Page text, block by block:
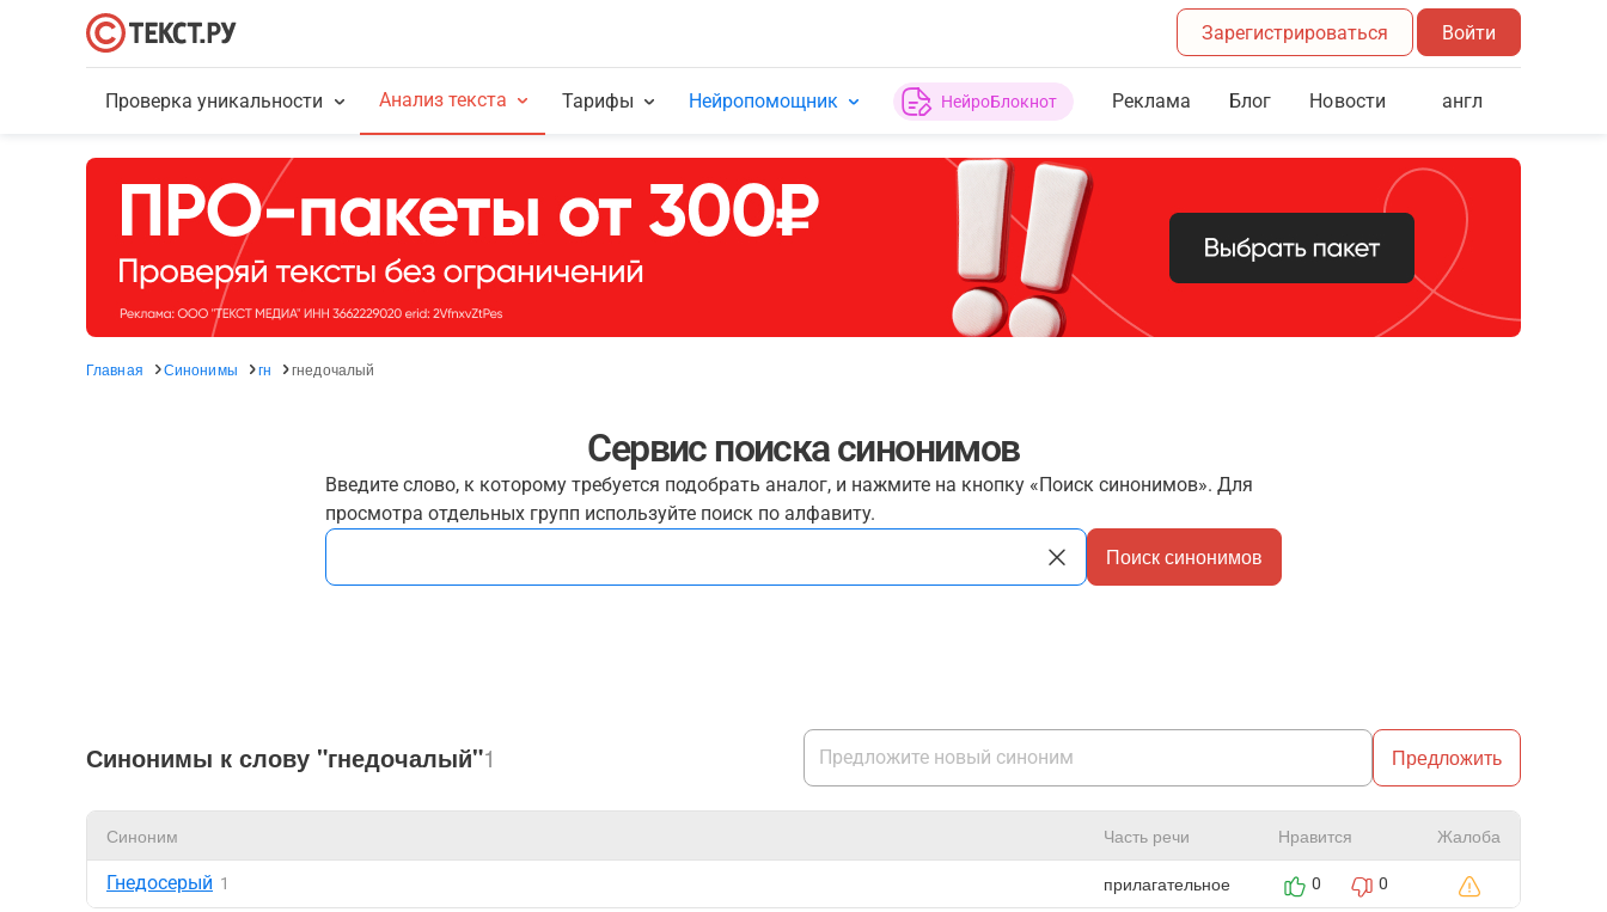
Зарегистрироваться Войти
Проверка уникальности Анализ текста Тарифы Нейропомощник НейроБлокнот Реклама Блог Новости англ
Главная Синонимы гн гнедочалый
Сервис поиска синонимов
Введите слово, к которому требуется подобрать аналог, и нажмите на кнопку «Поиск синонимов». Для
просмотра отдельных групп используйте поиск по алфавиту.
Поиск синонимов
Синонимы к слову "гнедочалый"1 Предложить
Синоним Часть речи Нравится Жалоба
Гнедосерый 1 прилагательное 0 0